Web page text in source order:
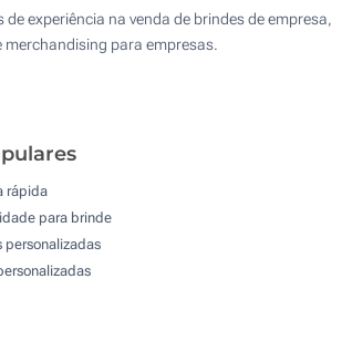
de experiência na venda de brindes de empresa,
para empresas.
rápida
para brinde
personalizadas